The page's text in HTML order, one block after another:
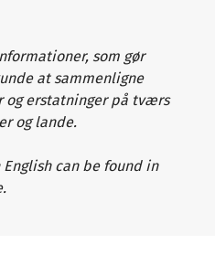
som gør
at sammenligne
og erstatninger på tværs
og lande.
can be found in